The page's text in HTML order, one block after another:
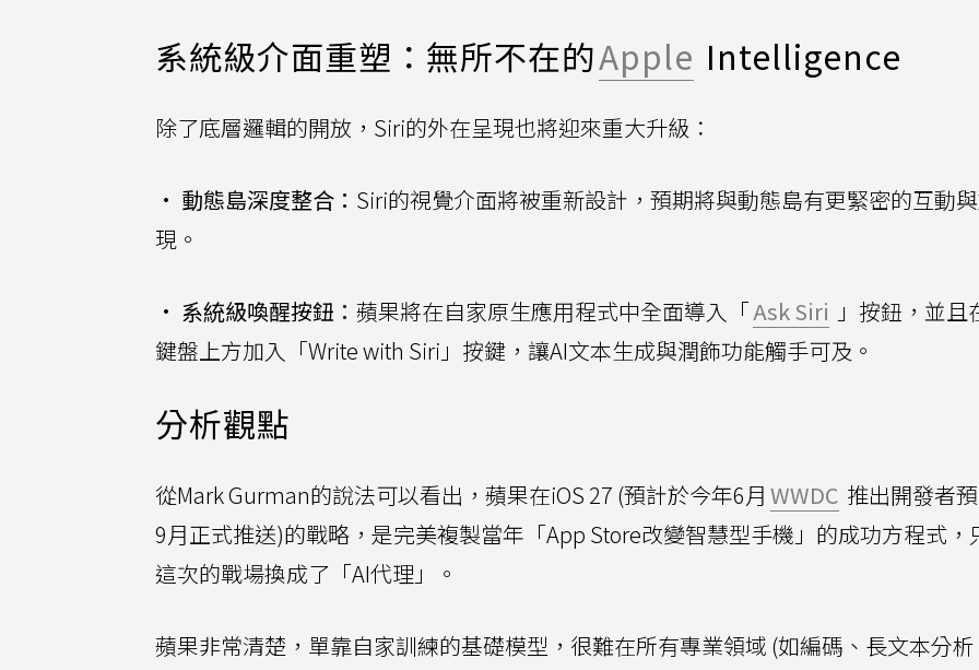
系統級介面重塑：無所不在的Apple Intelligence
除了底層邏輯的開放，Siri的外在呈現也將迎來重大升級：
• 動態島深度整合： Siri的視覺介面將被重新設計，預期將與動態島有更緊密的互動
現。
• 系統級喚醒按鈕： 蘋果將在自家原生應用程式中全面導入「Ask Siri 」按鈕，並且
鍵盤上方加入「Write with Siri」按鍵，讓AI文本生成與潤飾功能觸手可及。
分析觀點
從Mark Gurman的說法可以看出，蘋果在iOS 27 (預計於今年6月 WWDC 推出開發者
9月正式推送)的戰略，是完美複製當年「App Store改變智慧型手機」的成功方程式，
這次的戰場換成了「AI代理」。
蘋果非常清楚，單靠自家訓練的基礎模型，很難在所有專業領域 (如編碼、長文本分